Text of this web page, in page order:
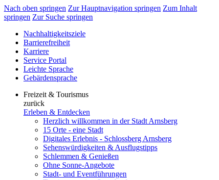
Nach oben springen Zur Hauptnavigation springen Zum Inhalt
springen Zur Suche springen
Nachhaltigkeitsziele
Barrierefreiheit
Karriere
Service Portal
Leichte Sprache
Gebärdensprache
Freizeit & Tourismus
zurück
Erleben & Entdecken
Herzlich willkommen in der Stadt Arnsberg
15 Orte - eine Stadt
Digitales Erlebnis - Schlossberg Arnsberg
Sehenswürdigkeiten & Ausflugstipps
Schlemmen & Genießen
Ohne Sonne-Angebote
Stadt- und Eventführungen